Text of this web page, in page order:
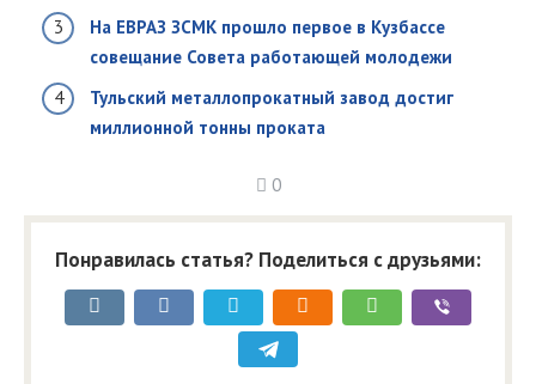
На ЕВРАЗ ЗСМК прошло первое в Кузбассе
совещание Совета работающей молодежи
Тульский металлопрокатный завод достиг
миллионной тонны проката
0
Понравилась статья? Поделиться с друзьями: